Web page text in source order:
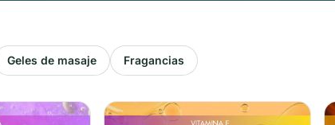
Geles de masaje Fragancias